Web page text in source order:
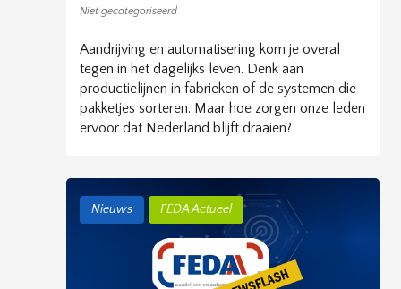
Niet gecategoriseerd
Aandrijving en automatisering kom je overal
tegen in het dagelijks leven. Denk aan
productielijnen in fabrieken of de systemen die
pakketjes sorteren. Maar hoe zorgen onze leden
ervoor dat Nederland blijft draaien?
Nieuws FEDA Actueel